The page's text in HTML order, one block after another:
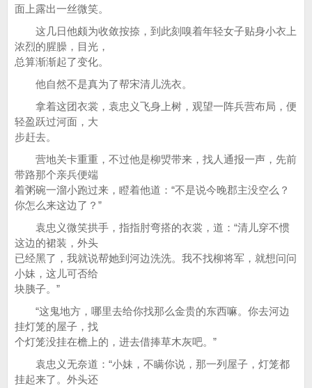
面上露出一丝微笑。
这几日他颇为收敛按捺，到此刻嗅着年轻女子贴身小衣上
浓烈的腥臊，目光，
总算渐渐起了变化。
他自然不是真为了帮宋清儿洗衣。
拿着这团衣裳，袁忠义飞身上树，观望一阵兵营布局，便
轻盈跃过河面，大
步赶去。
营地关卡重重，不过他是柳焽带来，找人通报一声，先前
带路那个亲兵便端
着粥碗一溜小跑过来，瞪着他道：“不是说今晚郡主没空么？
你怎么来这边了？”
袁忠义微笑拱手，指指肘弯搭的衣裳，道：“清儿穿不惯
这边的裙装，外头
已经黑了，我就说帮她到河边洗洗。我不找柳将军，就想问问
小妹，这儿可否给
块胰子。”
“这鬼地方，哪里去给你找那么金贵的东西嘛。你去河边
挂灯笼的屋子，找
个灯笼没挂在檐上的，进去借捧草木灰吧。”
袁忠义无奈道：“小妹，不瞒你说，那一列屋子，灯笼都
挂起来了。外头还